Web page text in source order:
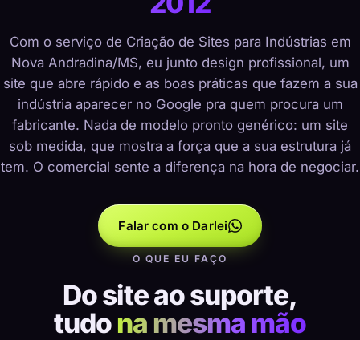
Com o serviço de Criação de Sites para Indústrias em
Nova Andradina/MS, eu junto design profissional, um
site que abre rápido e as boas práticas que fazem a sua
indústria aparecer no Google pra quem procura um
fabricante. Nada de modelo pronto genérico: um site
sob medida, que mostra a força que a sua estrutura já
tem. O comercial sente a diferença na hora de negociar.
Falar com o Darlei
O QUE EU FAÇO
Do site ao suporte,
tudona mesma mão